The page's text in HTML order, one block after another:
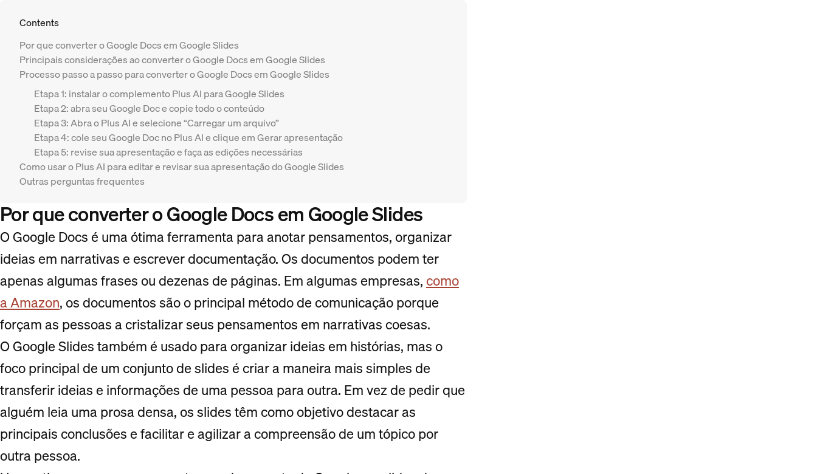
Contents
Por que converter o Google Docs em Google Slides
Principais considerações ao converter o Google Docs em Google Slides
Processo passo a passo para converter o Google Docs em Google Slides
Etapa 1: instalar o complemento Plus AI para Google Slides
Etapa 2: abra seu Google Doc e copie todo o conteúdo
Etapa 3: Abra o Plus AI e selecione “Carregar um arquivo”
Etapa 4: cole seu Google Doc no Plus AI e clique em Gerar apresentação
Etapa 5: revise sua apresentação e faça as edições necessárias
Como usar o Plus AI para editar e revisar sua apresentação do Google Slides
Outras perguntas frequentes
Por que converter o Google Docs em Google Slides
O Google Docs é uma ótima ferramenta para anotar pensamentos, organizar
ideias em narrativas e escrever documentação. Os documentos podem ter
apenas algumas frases ou dezenas de páginas. Em algumas empresas, como
a Amazon, os documentos são o principal método de comunicação porque
forçam as pessoas a cristalizar seus pensamentos em narrativas coesas.
O Google Slides também é usado para organizar ideias em histórias, mas o
foco principal de um conjunto de slides é criar a maneira mais simples de
transferir ideias e informações de uma pessoa para outra. Em vez de pedir que
alguém leia uma prosa densa, os slides têm como objetivo destacar as
principais conclusões e facilitar e agilizar a compreensão de um tópico por
outra pessoa.